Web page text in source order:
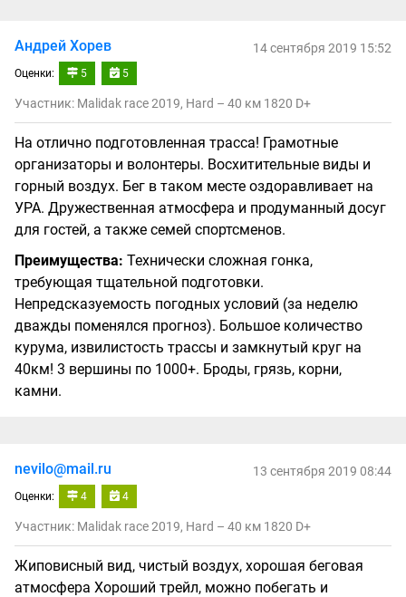
Андрей Хорев
Оценки: 5 5
14 сентября 2019 15:52
Участник: Malidak race 2019, Hard – 40 км 1820 D+
На отлично подготовленная трасса! Грамотные
организаторы и волонтеры. Восхитительные виды и
горный воздух. Бег в таком месте оздоравливает на
УРА. Дружественная атмосфера и продуманный досуг
для гостей, а также семей спортсменов.
Преимущества: Технически сложная гонка,
требующая тщательной подготовки.
Непредсказуемость погодных условий (за неделю
дважды поменялся прогноз). Большое количество
курума, извилистость трассы и замкнутый круг на
40км! 3 вершины по 1000+. Броды, грязь, корни,
камни.
nevilo@mail.ru
Оценки: 4 4
13 сентября 2019 08:44
Участник: Malidak race 2019, Hard – 40 км 1820 D+
Жиповисный вид, чистый воздух, хорошая беговая
атмосфера Хороший трейл, можно побегать и